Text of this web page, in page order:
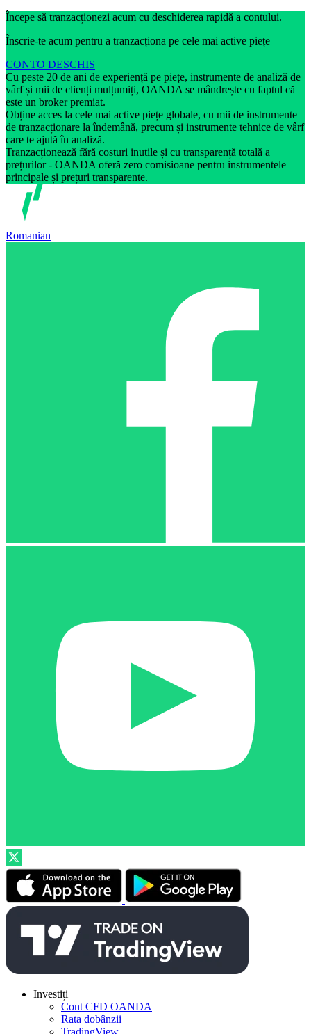
Începe să tranzacționezi acum cu deschiderea rapidă a contului.
Înscrie-te acum pentru a tranzacționa pe cele mai active piețe
CONTO DESCHIS
Cu peste 20 de ani de experiență pe piețe, instrumente de analiză de
vârf și mii de clienți mulțumiți, OANDA se mândrește cu faptul că
este un broker premiat.
Obține acces la cele mai active piețe globale, cu mii de instrumente
de tranzacționare la îndemână, precum și instrumente tehnice de vârf
care te ajută în analiză.
Tranzacționează fără costuri inutile și cu transparență totală a
prețurilor - OANDA oferă zero comisioane pentru instrumentele
principale și prețuri transparente.
Romanian
Investiți
Cont CFD OANDA
Rata dobânzii